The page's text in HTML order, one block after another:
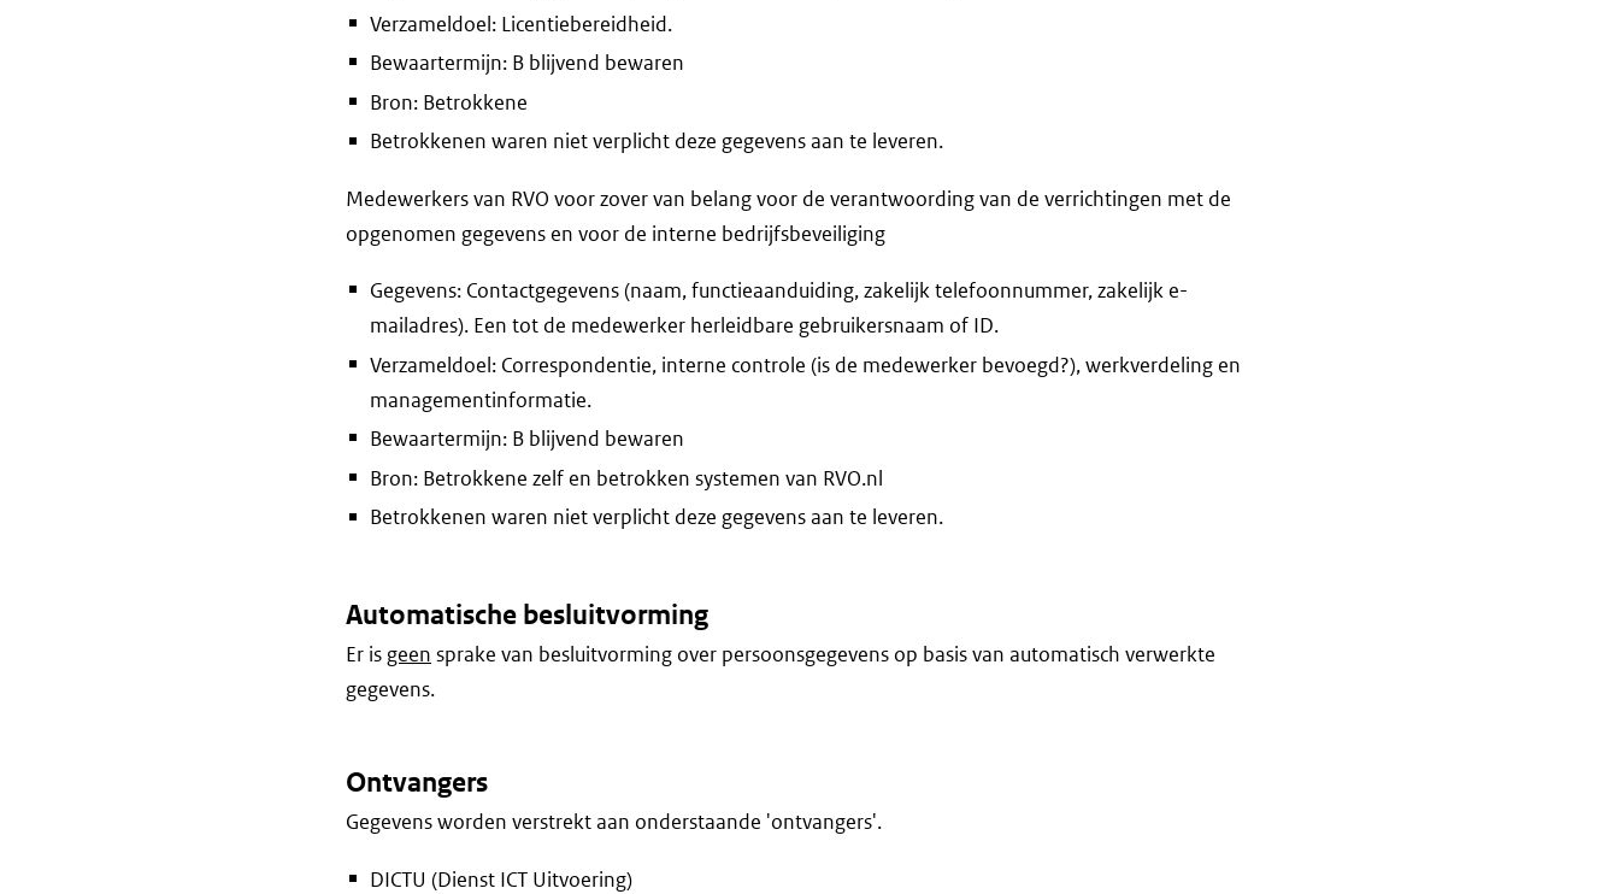
Verzameldoel: Licentiebereidheid.
Bewaartermijn: B blijvend bewaren
Bron: Betrokkene
Betrokkenen waren niet verplicht deze gegevens aan te leveren.
Medewerkers van RVO voor zover van belang voor de verantwoording van de verrichtingen met de
opgenomen gegevens en voor de interne bedrijfsbeveiliging
Gegevens: Contactgegevens (naam, functieaanduiding, zakelijk telefoonnummer, zakelijk e-
mailadres). Een tot de medewerker herleidbare gebruikersnaam of ID.
Verzameldoel: Correspondentie, interne controle (is de medewerker bevoegd?), werkverdeling en
managementinformatie.
Bewaartermijn: B blijvend bewaren
Bron: Betrokkene zelf en betrokken systemen van RVO.nl
Betrokkenen waren niet verplicht deze gegevens aan te leveren.
Automatische besluitvorming
Er is geen sprake van besluitvorming over persoonsgegevens op basis van automatisch verwerkte
gegevens.
Ontvangers
Gegevens worden verstrekt aan onderstaande 'ontvangers'.
DICTU (Dienst ICT Uitvoering)